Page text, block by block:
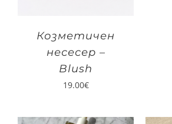
Козметичен
несесер –
Blush
19.00€